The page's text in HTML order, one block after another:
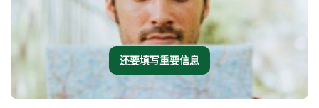
还要填写重要信息